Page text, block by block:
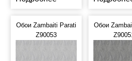
Обои Zambaiti Parati
Z90053
Обои